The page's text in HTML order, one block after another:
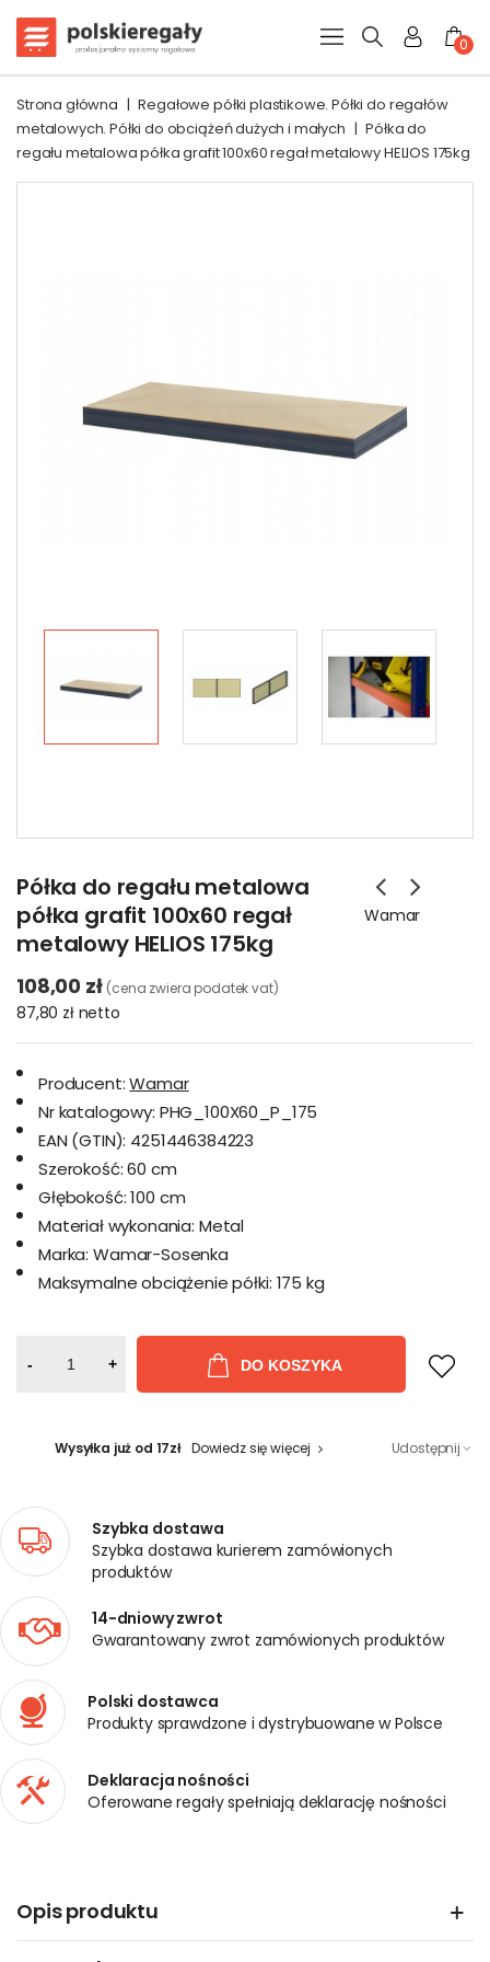
0
Strona główna | Regałowe półki plastikowe. Półki do regałów
metalowych. Półki do obciążeń dużych i małych | Półka do
regału metalowa półka grafit 100x60 regał metalowy HELIOS 175kg
Półka do regału metalowa
półka grafit 100x60 regał
metalowy HELIOS 175kg
Wamar
108,00 zł (cena zwiera podatek vat)
87,80 zł netto
Producent: Wamar
Nr katalogowy: PHG_100X60_P_175
EAN (GTIN): 4251446384223
Szerokość: 60 cm
Głębokość: 100 cm
Materiał wykonania: Metal
Marka: Wamar-Sosenka
Maksymalne obciążenie półki: 175 kg
- + DO KOSZYKA
Wysyłka już od 17zł Dowiedz się więcej Udostępnij
Szybka dostawa
Szybka dostawa kurierem zamówionych
produktów
14-dniowy zwrot
Gwarantowany zwrot zamówionych produktów
Polski dostawca
Produkty sprawdzone i dystrybuowane w Polsce
Deklaracja nośności
Oferowane regały spełniają deklarację nośności
Opis produktu